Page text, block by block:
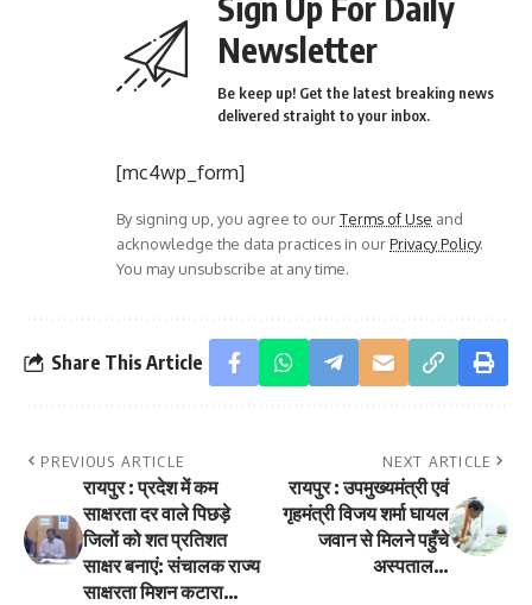
Newsletter
Be keep up! Get the latest breaking news
delivered straight to your inbox.
[mc4wp_form]
By signing up, you agree to ourTerms of Use and
acknowledge the data practices in ourPrivacy Policy.
You may unsubscribe at any time.
Share This Article
PREVIOUS ARTICLE
रायपुर : प्रदेश में कम
साक्षरता दर वाले पिछड़े
जिलों को शत प्रतिशत
साक्षर बनाएं: संचालक राज्य
साक्षरता मिशन कटारा…
NEXT ARTICLE
रायपुर : उपमुख्यमंत्री एवं
गृहमंत्री विजय शर्मा घायल
जवान से मिलने पहुँचे
अस्पताल…